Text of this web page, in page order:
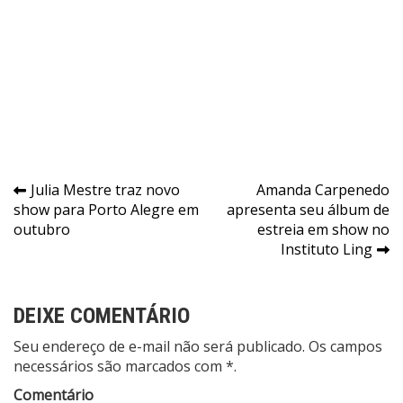
Navegação
de
Julia Mestre traz novo
show para Porto Alegre em
outubro
Amanda Carpenedo
apresenta seu álbum de
estreia em show no
Instituto Ling
DEIXE COMENTÁRIO
Seu endereço de e-mail não será publicado. Os campos
necessários são marcados com *.
Comentário